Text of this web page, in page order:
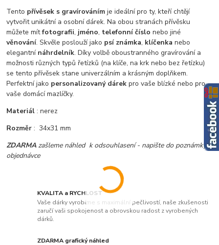
KVALITA a RYCHLOST
Vaše dárky vyrobíme s maximální pečlivostí, naše zkušenosti
zaručí vaši spokojenost a obrovskou radost z vyrobených
dárků.
ZDARMA grafický náhled
Tento přívěsek s gravírováním je ideální pro ty, kteří chtějí
vytvořit unikátní a osobní dárek. Na obou stranách přívěsku
můžete mítfotografii, jméno, telefonní číslo nebo jiné
věnování. Skvěle poslouží jako psí známka, klíčenka nebo
elegantní náhrdelník. Díky volbě oboustranného gravírování a
možnosti různých typů řetízků (na klíče, na krk nebo bez řetízku)
se tento přívěsek stane univerzálním a krásným doplňkem.
Perfektní jako personalizovaný dárek pro vaše blízké nebo pro
vaše domácí mazlíčky.
Materiál: nerez
Rozměr: 34x31 mm
ZDARMA zašleme náhled k odsouhlasení - napište do poznámky v
objednávce